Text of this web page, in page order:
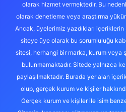
olarak hizmet vermektedir. Bu
olarak denetleme veya araştırma
Ancak, üyelerimiz yazdıkları
siteye üye olarak bu sorumluluğu
sitesi, herhangi bir marka, kurum veya
bulunmamaktadır. Sitede yalnızca
paylaşılmaktadır. Burada yer alan
olup, gerçek kurum ve kişiler
Gerçek kurum ve kişiler ile isim